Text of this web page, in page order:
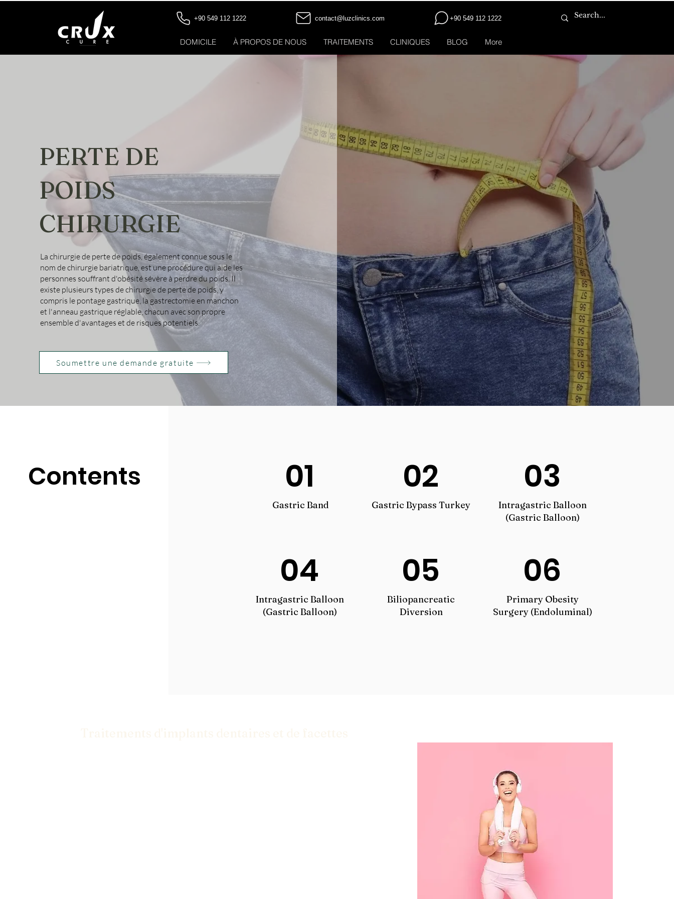
DOMICILE À PROPOS DE NOUS TRAITEMENTS CLINIQUES BLOG More
+90 549 112 1222 contact@luzclinics.com +90 549 112 1222
PERTE DE
POIDS
CHIRURGIE
La chirurgie de perte de poids, également connue sous le
nom de chirurgie bariatrique, est une procédure qui aide les
personnes souffrant d'obésité sévère à perdre du poids. Il
existe plusieurs types de chirurgie de perte de poids, y
compris le pontage gastrique, la gastrectomie en manchon
et l'anneau gastrique réglable, chacun avec son propre
ensemble d'avantages et de risques potentiels.
Soumettre une demande gratuite
Contents 01
Gastric Band
02
Gastric Bypass Turkey
03
Intragastric Balloon
(Gastric Balloon)
04
Intragastric Balloon
(Gastric Balloon)
05
Biliopancreatic
Diversion
06
Primary Obesity
Surgery (Endoluminal)